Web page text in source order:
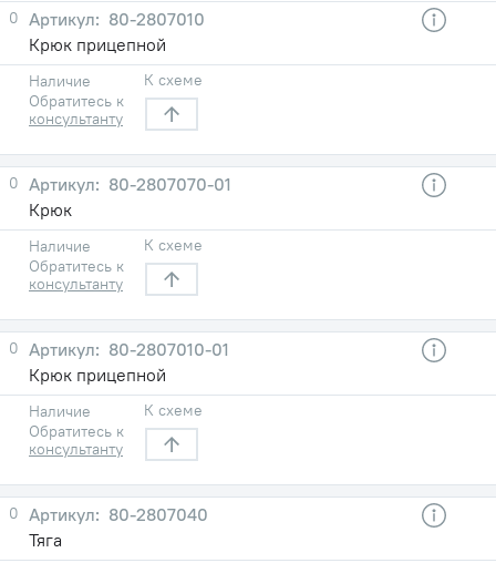
0
80-2807010
Крюк прицепной
Наличие
Обратитесь к
консультанту
К схеме
0
80-2807070-01
Крюк
Наличие
Обратитесь к
консультанту
К схеме
0
80-2807010-01
Крюк прицепной
Наличие
Обратитесь к
консультанту
К схеме
0
80-2807040
Тяга